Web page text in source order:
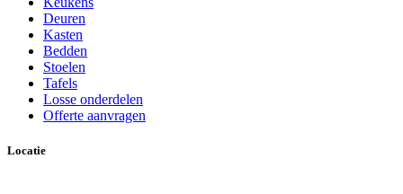
Deuren
Kasten
Bedden
Stoelen
Tafels
Losse onderdelen
Offerte aanvragen
Locatie